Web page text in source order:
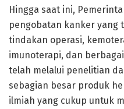
Hingga saat ini,
pengobatan kanker yang
tindakan operasi,
imunoterapi, dan
telah melalui penelitian
sebagian besar produk
ilmiah yang cukup untuk